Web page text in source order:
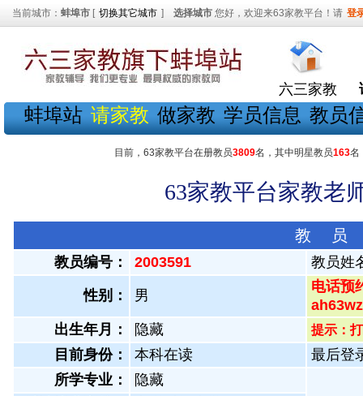
当前城市： 蚌埠市 [ 切换其它城市 ] 选择城市 您好，欢迎来63家教平台！请 登
六三家教
蚌埠站 请家教 做家教 学员信息 教员
目前，63家教平台在册教员3809名，其中明星教员163名
63家教平台家教老
教 员
教员编号： 2003591 教员姓
性别： 男
电话预
出生年月：
隐藏 提示：
目前身份： 本科在读
最后登
所学专业：
隐藏